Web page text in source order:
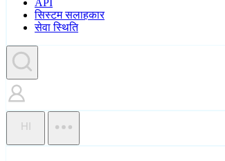
API
सिस्टम सलाहकार
सेवा स्थिति
HI